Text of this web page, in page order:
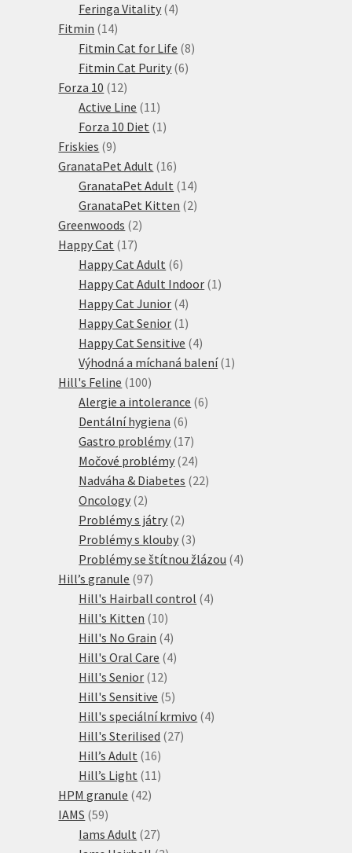
produkty
Feringa Vitality 44
Fitmin 1414
produktů
Fitmin Cat for Life 88
Fitmin Cat Purity 66
Forza 10 1212
produktů
Active Line 11 11
produktů
Forza 10 Diet 1 1
Friskies 99
produktů
GranataPet Adult 1616
produktů
GranataPet Adult 1414
produktů
GranataPet Kitten 22
Greenwoods 22
Happy Cat 1717
produktů
Happy Cat Adult 66
produktů
Happy Cat Adult Indoor 1 1
Happy Cat Junior 44
produkty
Happy Cat Senior 1 1
produkt
Happy Cat Sensitive 44
produkty
Výhodná a míchaná balení 1 1
Hill's Feline 100100
produktů
Alergie a intolerance 66
Dentální hygiena 66
produktů
Gastro problémy 1717
produktů
Močové problémy 2424
produktů
Nadváha & Diabetes 2222
Oncology 22
produkty
Problémy s játry 22
produkty
Problémy s klouby 33
produkty
Problémy se štítnou žlázou 44
Hill’s granule 9797
produktů
Hill's Hairball control 44
Hill's Kitten 1010
produktů
Hill's No Grain 44
produkty
Hill's Oral Care 44
Hill's Senior 1212
produktů
Hill's Sensitive 55
produktů
Hill's speciální krmivo 44
Hill's Sterilised 2727
Hill’s Adult 1616
produktů
Hill’s Light 11 11
HPM granule 4242
IAMS 5959
produktů
Iams Adult 2727